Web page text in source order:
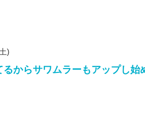
)
るからサワムラーもアップし始